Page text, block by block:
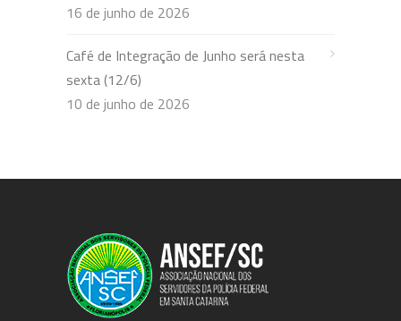
16 de junho de 2026
Café de Integração de Junho será nesta
sexta (12/6)
10 de junho de 2026